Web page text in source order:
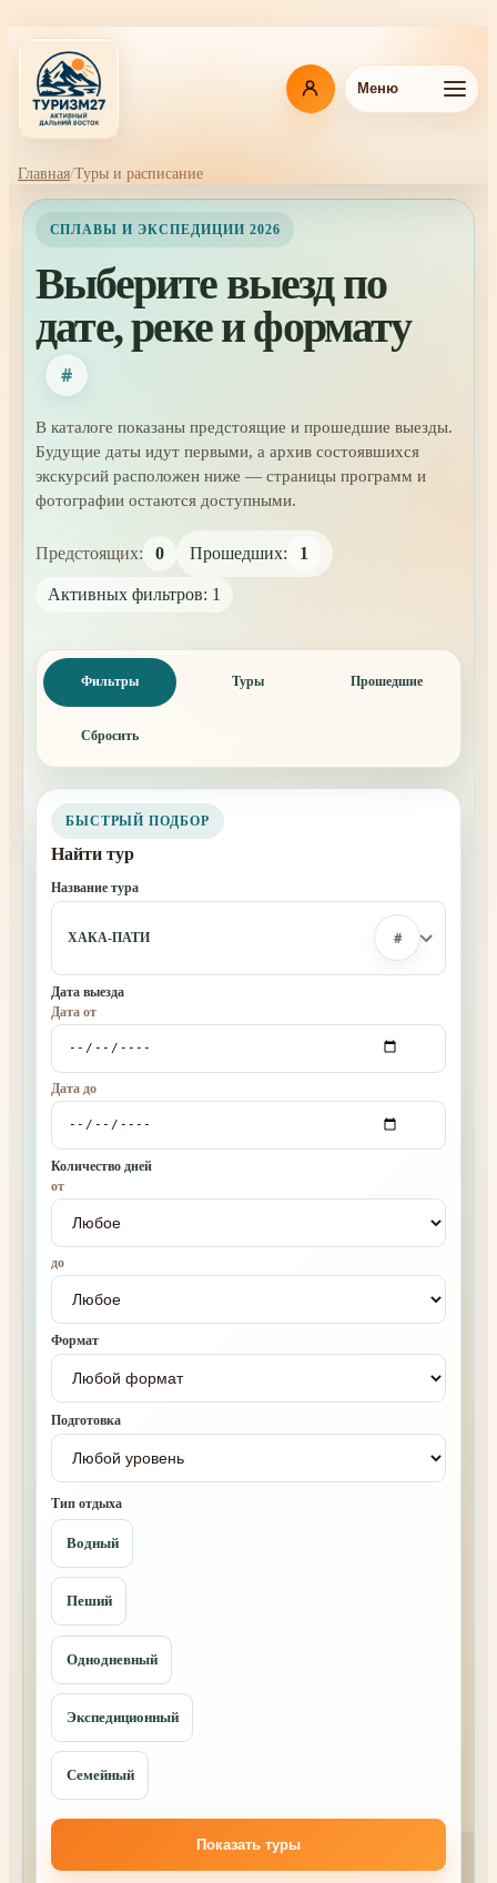
основному
содержанию
Меню
Навигационная
цепочка
Главная Туры и расписание
СПЛАВЫ И ЭКСПЕДИЦИИ 2026
Выберите выезд по
дате, реке и формату
#
В каталоге показаны предстоящие и прошедшие выезды.
Будущие даты идут первыми, а архив состоявшихся
экскурсий расположен ниже — страницы программ и
фотографии остаются доступными.
Предстоящих: 0 Прошедших: 1
Активных фильтров: 1
Фильтры Туры Прошедшие
Сбросить
БЫСТРЫЙ ПОДБОР
Найти тур
Название тура
ХАКА-ПАТИ #
Дата выезда
Дата от
Дата до
Количество дней
от
до
Формат
Подготовка
Тип отдыха
Водный
Пеший
Однодневный
Экспедиционный
Семейный
Показать туры